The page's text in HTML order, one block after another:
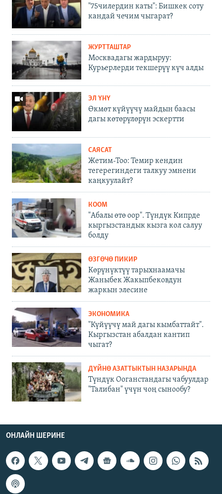
"75чилердин каты": Бишкек соту
кандай чечим чыгарат?
ЖУРТТАШТАР
Москвадагы жардыруу:
Курьерлерди текшерүү күч алды
ЭЛ ҮНҮ
Өкмөт күйүүчү майдын баасы
дагы көтөрүлөрүн эскертти
САЯСАТ
Жетим-Тоо: Темир кендин
тегерегиндеги талкуу эмнени
каңкуулайт?
КООМ
"Абалы өтө оор". Түндүк Кипрде
кыргызстандык кызга кол салуу
болду
ӨЗГӨЧӨ ПИКИР
Көрүнүктүү тарыхнаамачы
Жаныбек Жакыпбековдун
жаркын элесине
ЭКОНОМИКА
"Күйүүчү май дагы кымбаттайт".
Кыргызстан абалдан кантип
чыгат?
ДҮЙНӨ АЗАТТЫКТЫН НАЗАРЫНДА
Түндүк Ооганстандагы чабуулдар
"Талибан" үчүн чоң сынообу?
ОНЛАЙН ШЕРИНЕ